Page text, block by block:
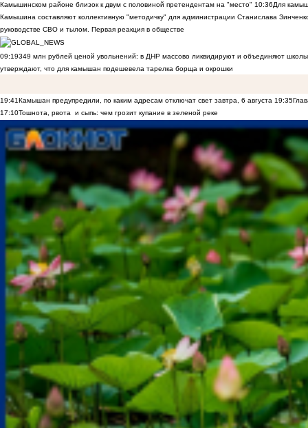
Камышинском районе близок к двум с половиной претендентам на "место" 10:36Для
Камышина составляют коллективную "методичку" для администрации Станислава
руководстве СВО и тылом. Первая реакция в обществе
09:19349 млн рублей ценой увольнений: в ДНР массово ликвидируют и объединяют
утверждают, что для камышан подешевела тарелка борща и окрошки
19:41Камышан предупредили, по каким адресам отключат свет завтра, 6 августа 19:35
17:10Тошнота, рвота и сыпь: чем грозит купание в зеленой реке